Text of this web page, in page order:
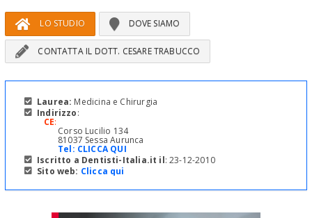
LO STUDIO DOVE SIAMO
CONTATTA IL DOTT. CESARE TRABUCCO
Laurea: Medicina e Chirurgia
Indirizzo:
CE:
Corso Lucilio 134
81037 Sessa Aurunca
Tel: CLICCA QUI
Iscritto a Dentisti-Italia.it il: 23-12-2010
Sito web: Clicca qui